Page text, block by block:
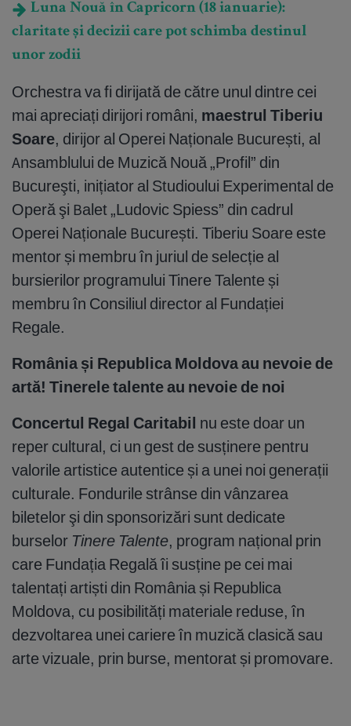
Luna Nouă în Capricorn (18 ianuarie):
claritate și decizii care pot schimba destinul
unor zodii
Orchestra va fi dirijată de către unul dintre cei
mai apreciați dirijori români, maestrul Tiberiu
Soare, dirijor al Operei Naționale București, al
Ansamblului de Muzică Nouă „Profil” din
Bucureşti, inițiator al Studioului Experimental de
Operă şi Balet „Ludovic Spiess” din cadrul
Operei Naționale București. Tiberiu Soare este
mentor și membru în juriul de selecție al
bursierilor programului Tinere Talente și
membru în Consiliul director al Fundației
Regale.
România și Republica Moldova au nevoie de
artă! Tinerele talente au nevoie de noi
Concertul Regal Caritabil nu este doar un
reper cultural, ci un gest de susținere pentru
valorile artistice autentice și a unei noi generații
culturale. Fondurile strânse din vânzarea
biletelor şi din sponsorizări sunt dedicate
burselor Tinere Talente, program național prin
care Fundația Regală îi susține pe cei mai
talentați artiști din România și Republica
Moldova, cu posibilități materiale reduse, în
dezvoltarea unei cariere în muzică clasică sau
arte vizuale, prin burse, mentorat și promovare.